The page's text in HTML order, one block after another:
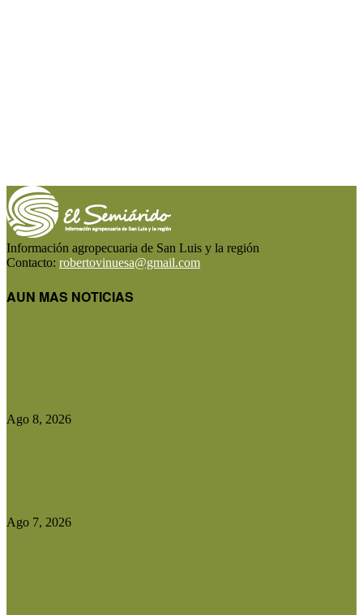
Información agropecuaria de San Luis y la región
Contacto: robertovinuesa@gmail.com
AUN MAS NOTICIAS
Ago 8, 2026
Ago 7, 2026